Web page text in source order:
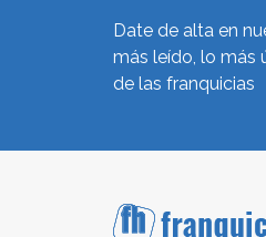
Date de alta en
más leído, lo más
de las franquicias